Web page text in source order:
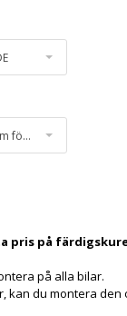
95% Mörk solfilm. Alla rutor bakom förarplatsen.
pris på
på alla bilar.
kan du montera den